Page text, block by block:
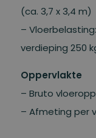
(ca. 3,7 x 3,4 m)
–
verdieping 250
Oppervlakte
– Bruto
– Afmeting per